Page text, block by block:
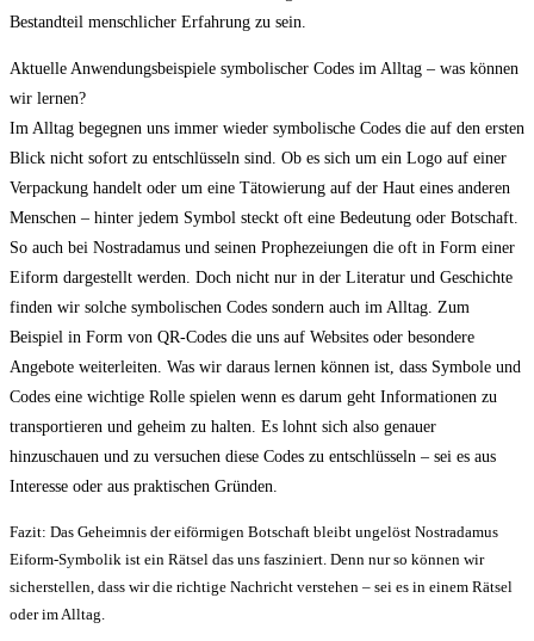
Bestandteil menschlicher Erfahrung zu sein.
Aktuelle Anwendungsbeispiele symbolischer Codes im Alltag – was können
wir lernen?
Im Alltag begegnen uns immer wieder symbolische Codes die auf den ersten
Blick nicht sofort zu entschlüsseln sind. Ob es sich um ein Logo auf einer
Verpackung handelt oder um eine Tätowierung auf der Haut eines anderen
Menschen – hinter jedem Symbol steckt oft eine Bedeutung oder Botschaft.
So auch bei Nostradamus und seinen Prophezeiungen die oft in Form einer
Eiform dargestellt werden. Doch nicht nur in der Literatur und Geschichte
finden wir solche symbolischen Codes sondern auch im Alltag. Zum
Beispiel in Form von QR-Codes die uns auf Websites oder besondere
Angebote weiterleiten. Was wir daraus lernen können ist, dass Symbole und
Codes eine wichtige Rolle spielen wenn es darum geht Informationen zu
transportieren und geheim zu halten. Es lohnt sich also genauer
hinzuschauen und zu versuchen diese Codes zu entschlüsseln – sei es aus
Interesse oder aus praktischen Gründen.
Fazit: Das Geheimnis der eiförmigen Botschaft bleibt ungelöst Nostradamus
Eiform-Symbolik ist ein Rätsel das uns fasziniert. Denn nur so können wir
sicherstellen, dass wir die richtige Nachricht verstehen – sei es in einem Rätsel
oder im Alltag.